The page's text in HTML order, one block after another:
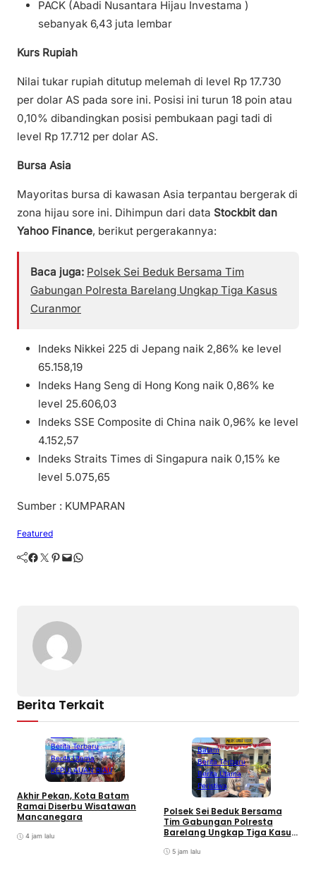
PACK (Abadi Nusantara Hijau Investama )
sebanyak 6,43 juta lembar
Kurs Rupiah
Nilai tukar rupiah ditutup melemah di level Rp 17.730
per dolar AS pada sore ini. Posisi ini turun 18 poin atau
0,10% dibandingkan posisi pembukaan pagi tadi di
level Rp 17.712 per dolar AS.
Bursa Asia
Mayoritas bursa di kawasan Asia terpantau bergerak di
zona hijau sore ini. Dihimpun dari data Stockbit dan
Yahoo Finance, berikut pergerakannya:
Baca juga: Polsek Sei Beduk Bersama Tim
Gabungan Polresta Barelang Ungkap Tiga Kasus
Curanmor
Indeks Nikkei 225 di Jepang naik 2,86% ke level
65.158,19
Indeks Hang Seng di Hong Kong naik 0,86% ke
level 25.606,03
Indeks SSE Composite di China naik 0,96% ke level
4.152,57
Indeks Straits Times di Singapura naik 0,15% ke
level 5.075,65
Sumber : KUMPARAN
Featured
Facebook Twitter Pinterest Mail WhatsApp
Berita Terkait
Berita Terbaru
Berita Utama
KEPULAUAN RIAU
Akhir Pekan, Kota Batam
Ramai Diserbu Wisatawan
Mancanegara
4 jam lalu
Batam
Berita Terbaru
Berita Utama
Peristiwa
Polsek Sei Beduk Bersama
Tim Gabungan Polresta
Barelang Ungkap Tiga Kasus
5 jam lalu